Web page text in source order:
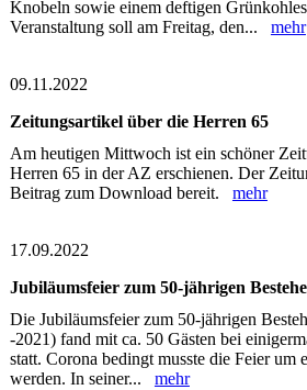
Knobeln sowie einem deftigen
Veranstaltung soll am Freitag, den... mehr
09.11.2022
Zeitungsartikel über die Herren 65
Am heutigen Mittwoch ist ein schöner
Herren 65 in der AZ erschienen. Der
Beitrag zum Download bereit. mehr
17.09.2022
Jubiläumsfeier zum 50-jährigen
Die Jubiläumsfeier zum 50-jährigen
-2021) fand mit ca. 50 Gästen bei
statt. Corona bedingt musste die Feier um
werden. In seiner... mehr